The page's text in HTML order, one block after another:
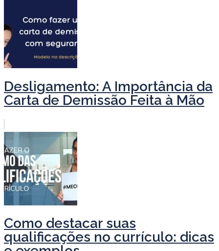
Desligamento: A Importância da
Carta de Demissão Feita à Mão
Como destacar suas
qualificações no currículo: dicas